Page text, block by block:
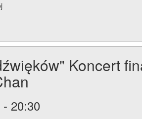
Koncert
20:30